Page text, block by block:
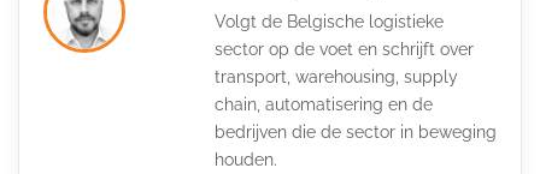
Volgt de Belgische logistieke
sector op de voet en schrijft over
transport, warehousing, supply
chain, automatisering en de
bedrijven die de sector in beweging
houden.